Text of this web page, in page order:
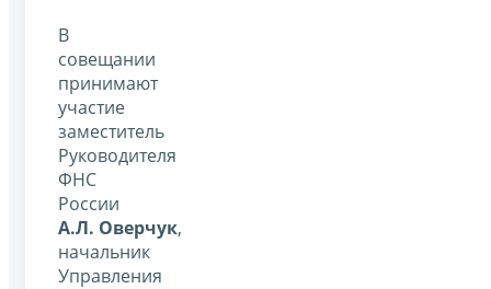
В
совещании
принимают
участие
заместитель
Руководителя
ФНС
России
А.Л. Оверчук,
начальник
Управления